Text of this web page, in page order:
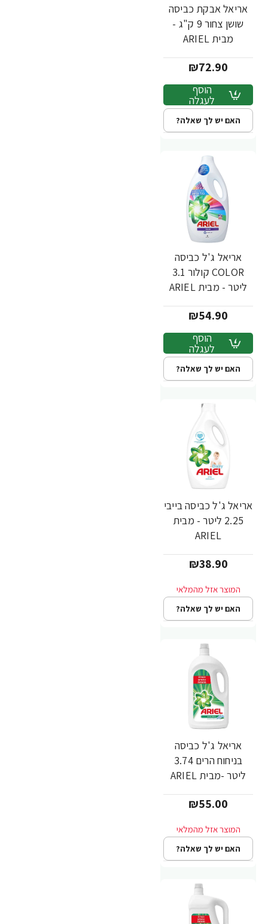
אריאל אבקת כביסה
שושן צחור 9 ק"ג -
מבית ARIEL
₪72.90
הוסף
לעגלה
האם יש לך שאלה?
אריאל ג'ל כביסה
COLOR קולור 3.1
ליטר - מבית ARIEL
₪54.90
הוסף
לעגלה
האם יש לך שאלה?
אריאל ג'ל כביסה בייבי
2.25 ליטר - מבית
ARIEL
₪38.90
האם יש לך שאלה?
אריאל ג'ל כביסה
בניחוח הרים 3.74
ליטר -מבית ARIEL
₪55.00
האם יש לך שאלה?